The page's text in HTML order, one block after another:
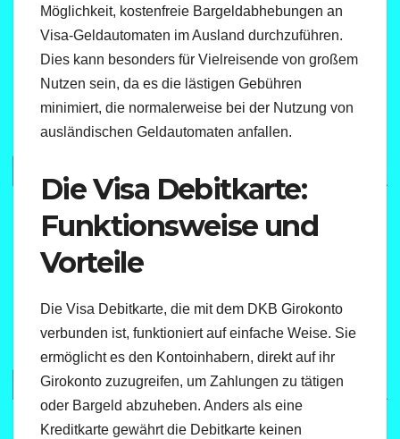
Möglichkeit, kostenfreie Bargeldabhebungen an
Visa-Geldautomaten im Ausland durchzuführen.
Dies kann besonders für Vielreisende von großem
Nutzen sein, da es die lästigen Gebühren
minimiert, die normalerweise bei der Nutzung von
ausländischen Geldautomaten anfallen.
Die Visa Debitkarte:
Funktionsweise und
Vorteile
Die Visa Debitkarte, die mit dem DKB Girokonto
verbunden ist, funktioniert auf einfache Weise. Sie
ermöglicht es den Kontoinhabern, direkt auf ihr
Girokonto zuzugreifen, um Zahlungen zu tätigen
oder Bargeld abzuheben. Anders als eine
Kreditkarte gewährt die Debitkarte keinen